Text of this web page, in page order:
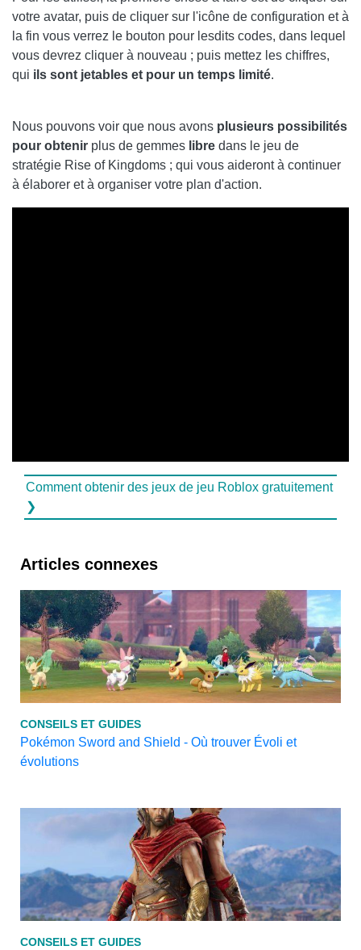
votre avatar, puis de cliquer sur l'icône de configuration et à
la fin vous verrez le bouton pour lesdits codes, dans lequel
vous devrez cliquer à nouveau ; puis mettez les chiffres,
qui ils sont jetables et pour un temps limité.
Nous pouvons voir que nous avons plusieurs possibilités
pour obtenir plus de gemmes libre dans le jeu de
stratégie Rise of Kingdoms ; qui vous aideront à continuer
à élaborer et à organiser votre plan d'action.
Comment obtenir des jeux de jeu Roblox gratuitement
❯
Articles connexes
CONSEILS ET GUIDES
Pokémon Sword and Shield - Où trouver Évoli et
évolutions
CONSEILS ET GUIDES